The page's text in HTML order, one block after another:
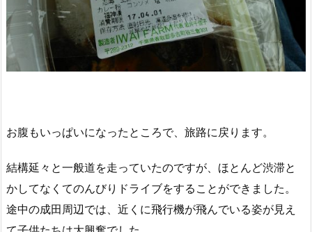
お腹もいっぱいになったところで、旅路に戻ります。
結構延々と一般道を走っていたのですが、ほとんど渋滞と
かしてなくてのんびりドライブをすることができました。
途中の成田周辺では、近くに飛行機が飛んでいる姿が見え